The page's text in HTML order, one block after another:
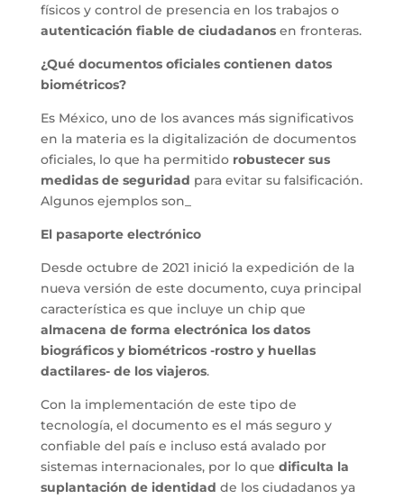
físicos y control de presencia en los trabajos o
autenticación fiable de ciudadanosen fronteras.
¿Qué documentos oficiales contienen datos
biométricos?
Es México, uno de los avances más significativos
en la materia es la digitalización de documentos
oficiales, lo que ha permitido robustecer sus
medidas de seguridad para evitar su falsificación.
Algunos ejemplos son_
El pasaporte electrónico
Desde octubre de 2021 inició la expedición de la
nueva versión de este documento, cuya principal
característica es que incluye un chip que
almacena de forma electrónica los datos
biográficos y biométricos -rostro y huellas
dactilares- de los viajeros.
Con la implementación de este tipo de
tecnología, el documento es el más seguro y
confiable del país e incluso está avalado por
sistemas internacionales, por lo que dificulta la
suplantación de identidad de los ciudadanos ya